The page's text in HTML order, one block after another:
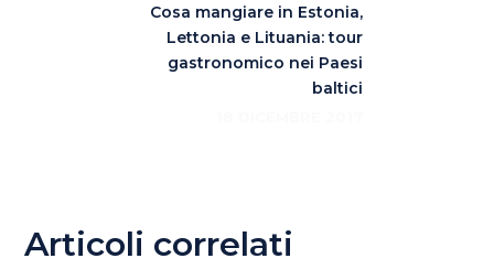
Cosa mangiare in Estonia,
Lettonia e Lituania: tour
gastronomico nei Paesi
baltici
Articoli correlati